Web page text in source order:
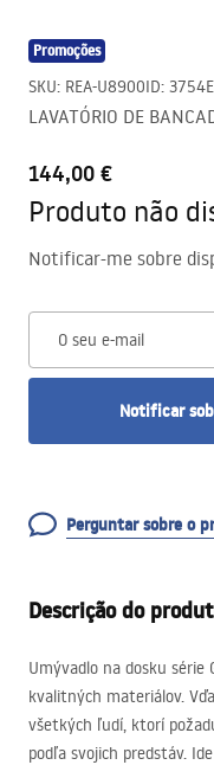
Promoções
SKU: REA-U8900ID: 3754
LAVATÓRIO DE
144,00 €
Produto não
Notificar-me sobre
O seu e-mail
Notificar
Perguntar sobre o
Descrição do
Umývadlo na dosku série
kvalitných materiálov.
všetkých ľudí, ktorí
podľa svojich predstáv.